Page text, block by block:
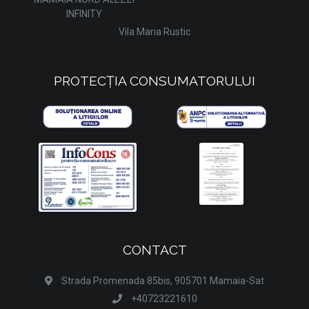
INFINITY
Vila Maria Rustic
PROTECȚIA CONSUMATORULUI
CONTACT
Strada Promenada 85bis, 905701 Mamaia-Sat
+40723221610